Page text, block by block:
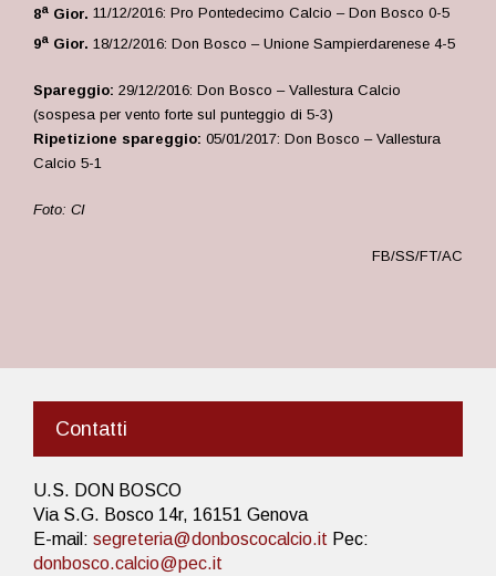
8a Gior. 11/12/2016: Pro Pontedecimo Calcio – Don Bosco 0-5
9a Gior. 18/12/2016: Don Bosco – Unione Sampierdarenese 4-5
Spareggio: 29/12/2016: Don Bosco – Vallestura Calcio
(sospesa per vento forte sul punteggio di 5-3)
Ripetizione spareggio: 05/01/2017: Don Bosco – Vallestura
Calcio 5-1
Foto: CI
FB/SS/FT/AC
Contatti
U.S. DON BOSCO
Via S.G. Bosco 14r, 16151 Genova
E-mail: segreteria@donboscocalcio.it Pec:
donbosco.calcio@pec.it